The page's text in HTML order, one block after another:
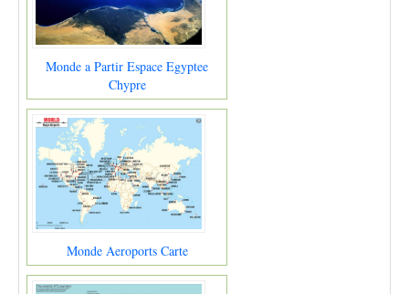
Monde a Partir Espace Egyptee
Chypre
Monde Aeroports Carte